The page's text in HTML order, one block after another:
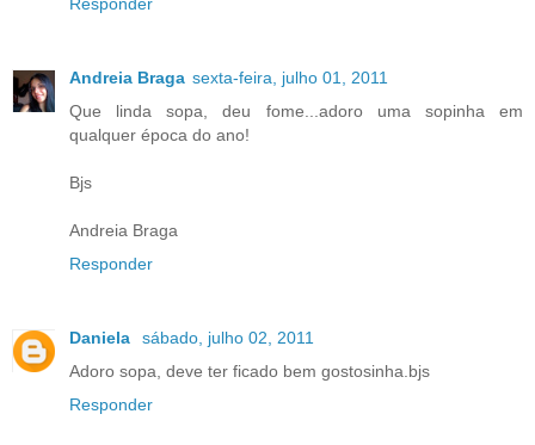
Andreia Braga sexta-feira, julho 01, 2011
Que linda sopa, deu fome...adoro uma sopinha em
qualquer época do ano!
Bjs
Andreia Braga
Responder
Daniela
sábado, julho 02, 2011
Adoro sopa, deve ter ficado bem gostosinha.bjs
Responder